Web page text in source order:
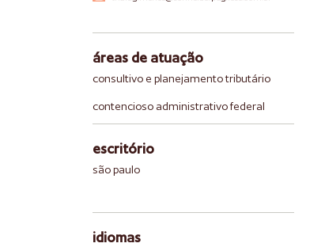
áreas de atuação
consultivo e planejamento tributário
contencioso administrativo federal
escritório
são paulo
idiomas